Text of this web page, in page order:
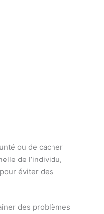
ou de cacher
de l’individu,
éviter des
des problèmes